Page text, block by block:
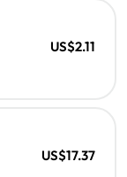
US$2.11
US$17.37